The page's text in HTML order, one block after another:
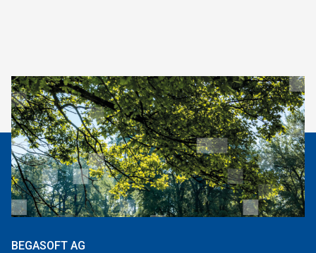
BEGASOFT AG